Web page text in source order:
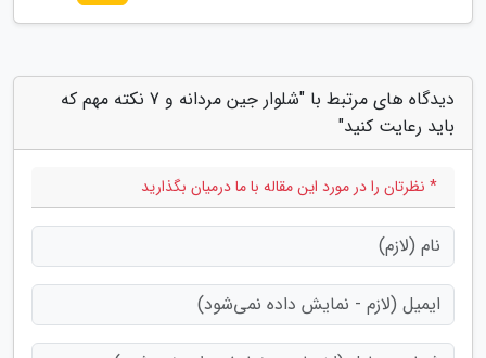
دیدگاه های مرتبط با "شلوار جین مردانه و 7 نکته مهم که
باید رعایت کنید"
* نظرتان را در مورد این مقاله با ما درمیان بگذارید